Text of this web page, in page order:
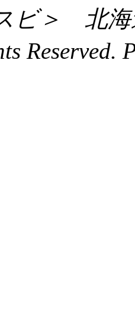
ビ＞ 北海
Reserved.